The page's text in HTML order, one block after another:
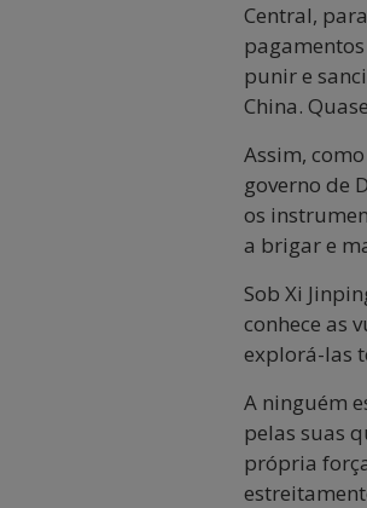
Central,
punir e
China.
Assim,
governo de
os
a brigar e
Sob Xi
conhece as
explorá-las
A ninguém
pelas suas
própria